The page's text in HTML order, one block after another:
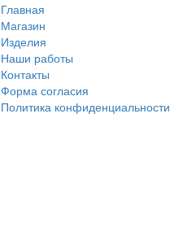
Главная
Магазин
Изделия
Наши работы
Контакты
Форма согласия
Политика конфиденциальности